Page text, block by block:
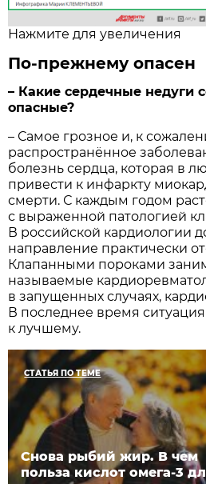
Нажмите для увеличения
По-прежнему опасен
– Какие сердечные недуги
опасные?
– Самое грозное и, к
распространённое
болезнь сердца, которая в
привести к инфаркту
смерти. С каждым годом
с выраженной патологией
В российской кардиологии
направление практически
Клапанными пороками
называемые
в запущенных случаях,
В последнее время
к лучшему.
СТАТЬЯ ПО ТЕМЕ
Снова рыбий жир. В чем
польза кислот омега-3